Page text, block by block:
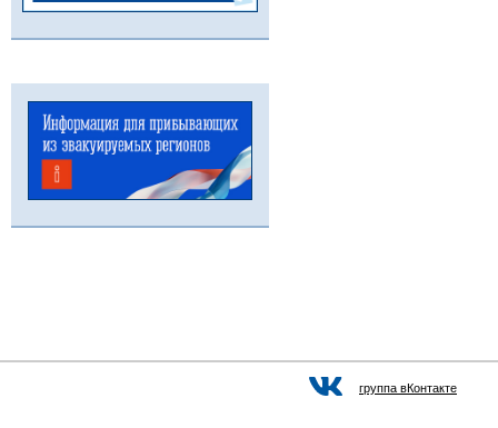
группа вКонтакте